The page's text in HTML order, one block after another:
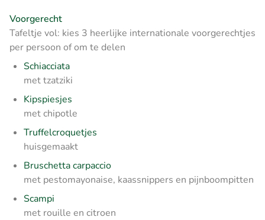
Voorgerecht
Tafeltje vol: kies 3 heerlijke internationale voorgerechtjes
per persoon of om te delen
Schiacciata
met tzatziki
Kipspiesjes
met chipotle
Truffelcroquetjes
huisgemaakt
Bruschetta carpaccio
met pestomayonaise, kaassnippers en pijnboompitten
Scampi
met rouille en citroen